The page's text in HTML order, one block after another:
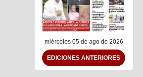
miércoles 05 de ago de 2026
EDICIONES ANTERIORES